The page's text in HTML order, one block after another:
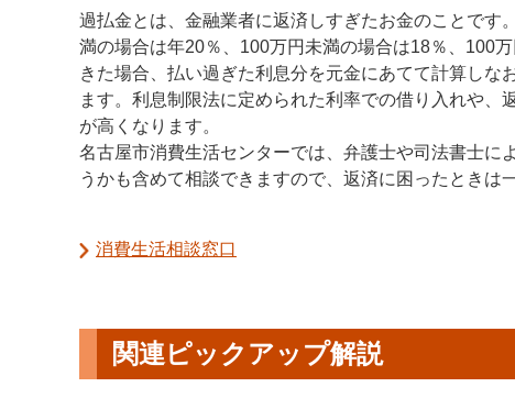
過払金とは、金融業者に返済しすぎたお金のことです
満の場合は年20％、100万円未満の場合は18％、100
きた場合、払い過ぎた利息分を元金にあてて計算しな
ます。利息制限法に定められた利率での借り入れや
が高くなります。
名古屋市消費生活センターでは、弁護士や司法書士に
うかも含めて相談できますので、返済に困ったときは
消費生活相談窓口
関連ピックアップ解説